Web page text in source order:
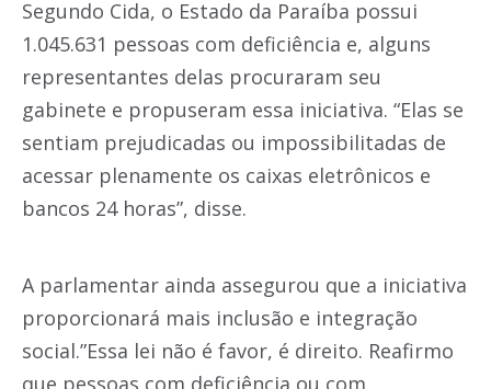
Segundo Cida, o Estado da Paraíba possui
1.045.631 pessoas com deficiência e, alguns
representantes delas procuraram seu
gabinete e propuseram essa iniciativa. “Elas se
sentiam prejudicadas ou impossibilitadas de
acessar plenamente os caixas eletrônicos e
bancos 24 horas”, disse.
A parlamentar ainda assegurou que a iniciativa
proporcionará mais inclusão e integração
social.”Essa lei não é favor, é direito. Reafirmo
que pessoas com deficiência ou com